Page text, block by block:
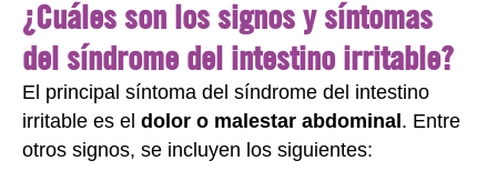
¿Cuáles son los signos y síntomas
del síndrome del intestino irritable?
El principal síntoma del síndrome del intestino
irritable es el dolor o malestar abdominal . Entre
otros signos, se incluyen los siguientes: